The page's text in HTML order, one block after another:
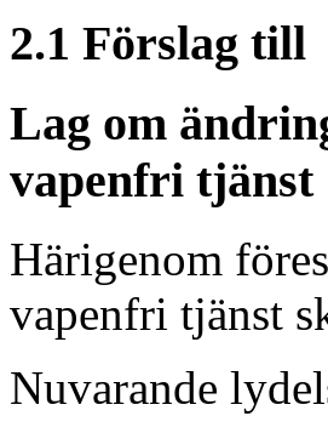
2.1 Förslag till
Lag om
vapenfri tjänst
Härigenom
vapenfri tjänst
Nuvarande